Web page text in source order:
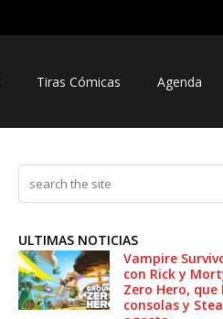
Tiras Cómicas Agenda
ULTIMAS NOTICIAS
Vampire
con Rick y
Zero Hero,
consolas y